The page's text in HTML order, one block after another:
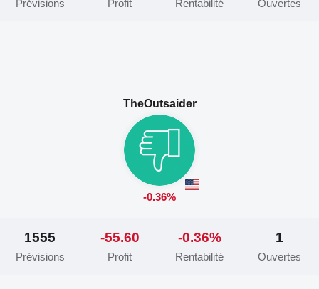
Prévisions Profit Rentabilité Ouvertes
TheOutsaider
-0.36%
1555
Prévisions
-55.60
Profit
-0.36%
Rentabilité
1
Ouvertes